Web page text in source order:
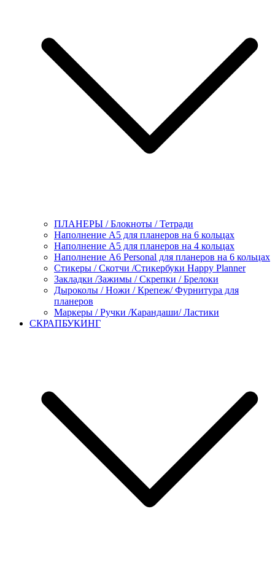
ПЛАНЕРЫ / Блокноты / Тетради
Наполнение А5 для планеров на 6 кольцах
Наполнение А5 для планеров на 4 кольцах
Наполнение А6 Personal для планеров на 6 кольцах
Стикеры / Скотчи /Стикербуки Happy Planner
Закладки /Зажимы / Скрепки / Брелоки
Дыроколы / Ножи / Крепеж/ Фурнитура для
планеров
Маркеры / Ручки /Карандаши/ Ластики
СКРАПБУКИНГ